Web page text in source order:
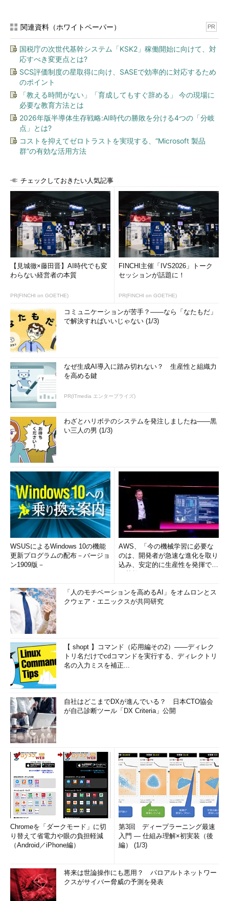
VMware vSphere 4、Citrix XenServer、Hyper-V、KVM、
Oracle VM(xen)、OpenSource Xen、Virtageなどがあります。
今回は、2009年11月時点で仮想化資格がある、VMware vSphere
4、Citrix XenServer、Microsoft Hyper-Vを、特徴とともに紹介
します。
VMware vSphere 4～長い実績で培った完全仮想化方式
ヴイエムウェアは、極めて早い段階から仮想化ソフトを手掛け
ており、現在多くの企業で導入されている仮想化プラットフォー
ムです。同社の仮想化製品は、小～中規模はもちろんですが、大
規模なデータセンターなどで大きな導入効果を発揮しています。
ストレージのライブ・マイグレーション、強力なバックアップ機
能など仮想化技術の基礎を作ったといって過言ではありません。
ヴイエムウェアは、自社の仮想化製品を、正しく、そして効率
よく活用してもらうために、各種教育機関と協力しトレーニング
コースを開催しています。
そして世界共通の資格として、「VMware 認定プロフェッショ
ナル」（VCP）の資格認定プログラムを推進しており、VCP取得
VCP試験は、試験だけに合格しても認定されません。各種教育
機関が行っている下記のトレーニングコースを受講する必要があ
りますので、ご注意ください。
［資格名］
VMware 認定プロフェッショナル（VCP）
VMware Infrastructure 3：Install and Configure V3.5
VMware vSphere：Install, Configure, Manage［V4］
［学習内容］
ESXの導入と設定
vCenter Serverの導入と設定とユーザーアクセスなどを含
む管理
仮想環境の展開とそれぞれの管理
vCenter Serverを使用したリソース使用状況の監視
パッチ適用、高可用性とデータ保護の管理
ゅつ）するには少々お高いので会社に申請することをお勧めしま
す。
［詳細情報］
VCP トレーニングコースの詳細
基本的に、トレーニングコースで行うカリキュラムを理解し、
多少の実務経験があれば試験には合格できると思いますが、実際
実務では欠かせない機能については、併せて、下記のトレーニ
ングコースを受講し、VMware High Availability(HA)、VMware
Fault Tolerance（FT）などを学習することをお勧めします。
［コース名］
VMware vSphere：Manage Availability［V4］
VCP試験の受験は、試験業務委託先である「ピアソンVUE」で
お申し込みください。VCP受験費用は2万3100円（税込み）で
す。
2009年11月現在、日本語で受験できる資格は、「VMware
Certified Professional on vSphere 4」は現在英語版で、日本語
試験は2010年1月に開始となっていますので、受験するときには
注意しましょう。
関連資料（ホワイトペーパー） PR
国税庁の次世代基幹システム「KSK2」稼働開始に向けて、対
応すべき変更点とは?
SCS評価制度の星取得に向け、SASEで効率的に対応するため
のポイント
「教える時間がない」「育成してもすぐ辞める」 今の現場に
必要な教育方法とは
2026年版半導体生存戦略:AI時代の勝敗を分ける4つの「分岐
点」とは?
コストを抑えてゼロトラストを実現する、“Microsoft 製品
群”の有効な活用方法
チェックしておきたい人気記事
【見城徹×藤田晋】AI時代でも変
わらない経営者の本質
PR(FINCHI on GOETHE)
FINCHI主催「IVS2026」トーク
セッションが話題に！
PR(FINCHI on GOETHE)
コミュニケーションが苦手？――なら「なたもだ」
で解決すればいいじゃない (1/3)
なぜ生成AI導入に踏み切れない？ 生産性と組織力
を高める鍵
PR(ITmedia エンタープライズ)
わざとハリボテのシステムを発注しましたね――黒
い三人の男 (1/3)
WSUSによるWindows 10の機能
更新プログラムの配布－バージョ
ン1909版－
AWS、「今の機械学習に必要な
のは、開発者が急速な進化を取り
込み、安定的に生産性を発揮でき
「人のモチベーションを高めるAI」をオムロンとス
クウェア・エニックスが共同研究
【 shopt 】コマンド（応用編その2）――ディレク
トリ名だけでcdコマンドを実行する、ディレクトリ
名の入力ミスを補正...
自社はどこまでDXが進んでいる？ 日本CTO協会
が自己診断ツール「DX Criteria」公開
Chromeを「ダークモード」に切
り替えて省電力や眼の負担軽減
（Android／iPhone編）
第3回 ディープラーニング最速
入門 ― 仕組み理解×初実装（後
編） (1/3)
将来は世論操作にも悪用？ パロアルトネットワー
クスがサイバー脅威の予測を発表